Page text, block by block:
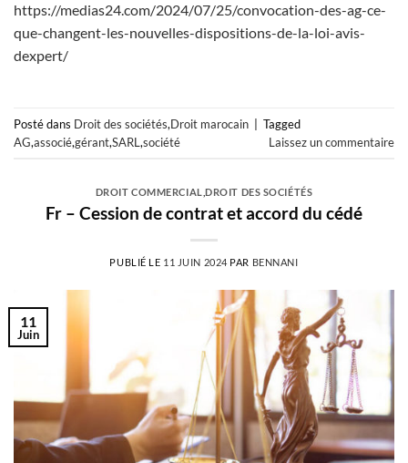
https://medias24.com/2024/07/25/convocation-des-ag-ce-
que-changent-les-nouvelles-dispositions-de-la-loi-avis-
dexpert/
Posté dans Droit des sociétés,Droit marocain
Tagged
AG,associé,gérant,SARL ,société Laissez un commentaire
DROIT COMMERCIAL ,DROIT DES SOCIÉTÉS
Fr – Cession de contrat et accord du cédé
PUBLIÉ LE 11 JUIN 2024 PAR BENNANI
11
Juin